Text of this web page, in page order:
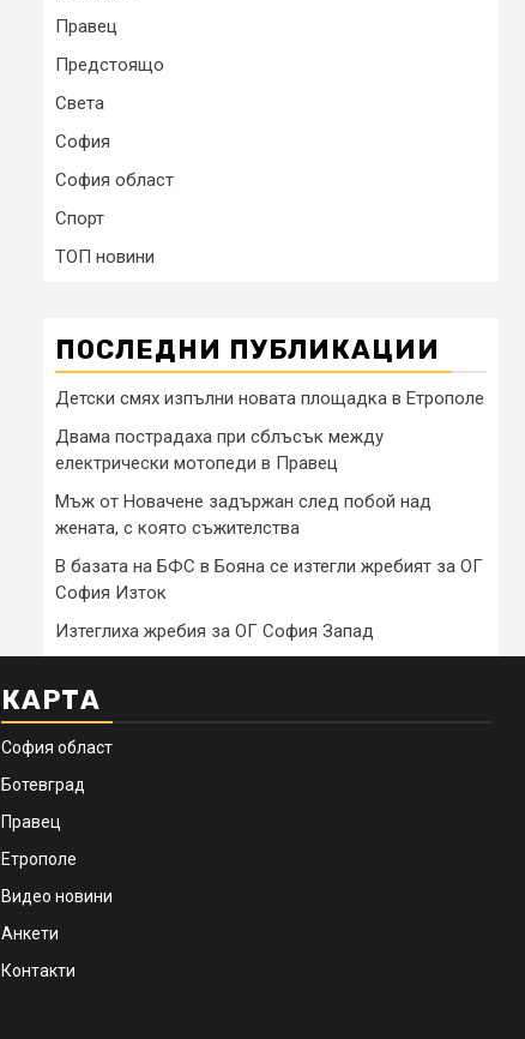
Правец
Предстоящо
Света
София
София област
Спорт
ТОП новини
ПОСЛЕДНИ ПУБЛИКАЦИИ
Детски смях изпълни новата площадка в Етрополе
Двама пострадаха при сблъсък между
електрически мотопеди в Правец
Мъж от Новачене задържан след побой над
жената, с която съжителства
В базата на БФС в Бояна се изтегли жребият за ОГ
София Изток
Изтеглиха жребия за ОГ София Запад
КАРТА
София област
Ботевград
Правец
Етрополе
Видео новини
Анкети
Контакти